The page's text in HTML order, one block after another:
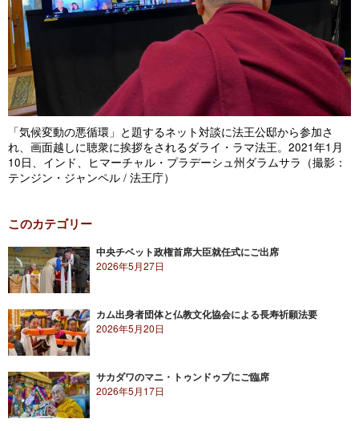
「気候変動の悪循環」と題するネット対談に法王公邸から参加さ
れ、画面越しに聴衆に挨拶をされるダライ・ラマ法王。2021年1月
10日、インド、ヒマーチャル・プラデーシュ州ダラムサラ（撮影：
テンジン・ジャンペル / 法王庁）
このカテゴリー
中央チベット政権首席大臣就任式にご出席
2026年5月27日
カム出身者団体と仏教文化協会による長寿祈願法要
2026年5月20日
サカダワのマニ・トゥンドゥプにご臨席
2026年5月17日